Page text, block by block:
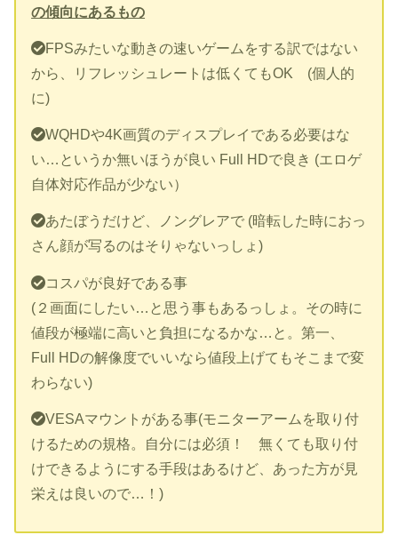
の傾向にあるもの
FPSみたいな動きの速いゲームをする訳ではない
から、リフレッシュレートは低くてもOK (個人的
に)
WQHDや4K画質のディスプレイである必要はな
い…というか無いほうが良い Full HDで良き (エロゲ
自体対応作品が少ない）
あたぼうだけど、ノングレアで (暗転した時におっ
さん顔が写るのはそりゃないっしょ)
コスパが良好である事
(２画面にしたい…と思う事もあるっしょ。その時に
値段が極端に高いと負担になるかな…と。第一、
Full HDの解像度でいいなら値段上げてもそこまで変
わらない)
VESAマウントがある事(モニターアームを取り付
けるための規格。自分には必須！ 無くても取り付
けできるようにする手段はあるけど、あった方が見
栄えは良いので…！)